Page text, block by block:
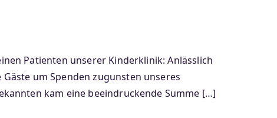
Patienten unserer Kinderklinik: Anlässlich
um Spenden zugunsten unseres
kam eine beeindruckende Summe […]